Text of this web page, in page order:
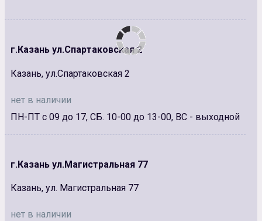
г.Казань ул.Спартаковская 2
Казань, ул.Спартаковская 2
нет в наличии
ПН-ПТ с 09 до 17, СБ. 10-00 до 13-00, ВС - выходной
г.Казань ул.Магистральная 77
Казань, ул. Магистральная 77
нет в наличии